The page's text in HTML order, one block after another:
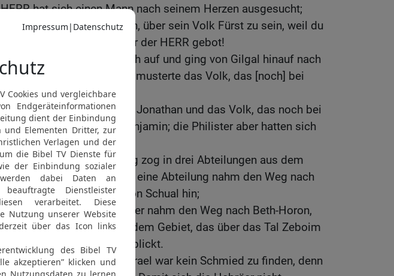
HERR hat sich einen Mann nach seinem Herzen ausgesucht;
dem hat der HERR geboten, über sein Volk Fürst zu sein, weil du
nicht gehalten hast, was dir der HERR gebot!
15
Und Samuel machte sich auf und ging von Gilgal hinauf nach
Gibea-Benjamin. Saul aber musterte das Volk, das [noch] bei
ihm war, etwa 600 Mann.
16
Und Saul und sein Sohn Jonathan und das Volk, das noch bei
ihm war, lagen in Gibea-Benjamin; die Philister aber hatten sich
bei Michmas gelagert.
17 Und der Verheerungszug zog in drei Abteilungen aus dem
Lager der Philister aus; die eine Abteilung nahm den Weg nach
Ophra, nach dem Gebiet von Schual hin;
18 die andere Abteilung aber nahm den Weg nach Beth-Horon,
und die dritte den Weg zu dem Gebiet, das über das Tal Zeboim
hinweg zur Wüste hinunterblickt.
19 Aber im ganzen Land Israel war kein Schmied zu finden, denn